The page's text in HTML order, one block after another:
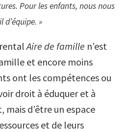
Pour les enfants, nous nous
d’équipe. »
Aire de famille n’est
et encore moins
ont les compétences ou
droit à éduquer et à
d’être un espace
et de leurs